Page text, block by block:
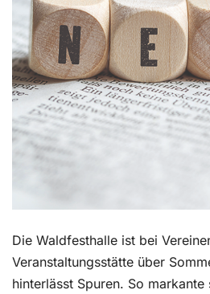
Die Waldfesthalle ist bei
Veranstaltungsstätte über
hinterlässt Spuren. So